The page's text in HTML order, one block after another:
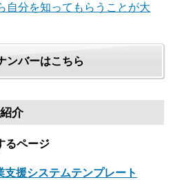
自分を知ってもらうことが大
ンバーはこちら
介
るページ
支援システムテンプレート